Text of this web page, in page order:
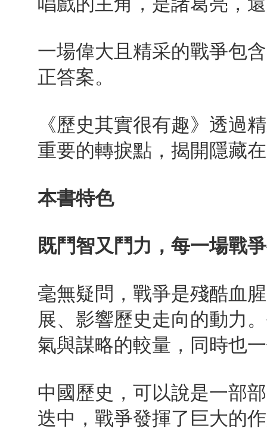
一場偉大且精采的戰爭包
正答案。
《歷史其實很有趣》透過
重要的轉捩點，揭開隱藏
本書特色
既鬥智又鬥力，每一場戰
毫無疑問，戰爭是殘酷血
展、影響歷史走向的動力
氣與謀略的較量，同時也
中國歷史，可以說是一部
迭中，戰爭發揮了巨大的